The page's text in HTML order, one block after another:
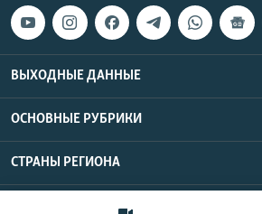
ВЫХОДНЫЕ ДАННЫЕ
ОСНОВНЫЕ РУБРИКИ
СТРАНЫ РЕГИОНА
Азаттык Азия © 2026 RFE/RL, Inc.